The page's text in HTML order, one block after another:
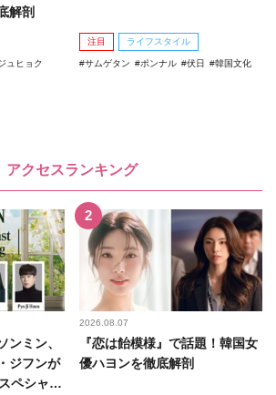
解剖
ュヒョク
注目 ライフスタイル
サムゲタン ポンナル 伏日 韓国文化
アクセスランキング
ンミン、
ジフンが
ペシャル
2026.08.07
『恋は飴模様』で話題！韓国女
優ハヨンを徹底解剖